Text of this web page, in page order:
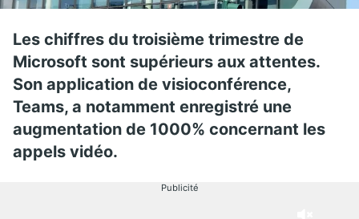
Les chiffres du troisième trimestre de
Microsoft sont supérieurs aux attentes.
Son application de visioconférence,
Teams, a notamment enregistré une
augmentation de 1000% concernant les
appels vidéo.
Publicité